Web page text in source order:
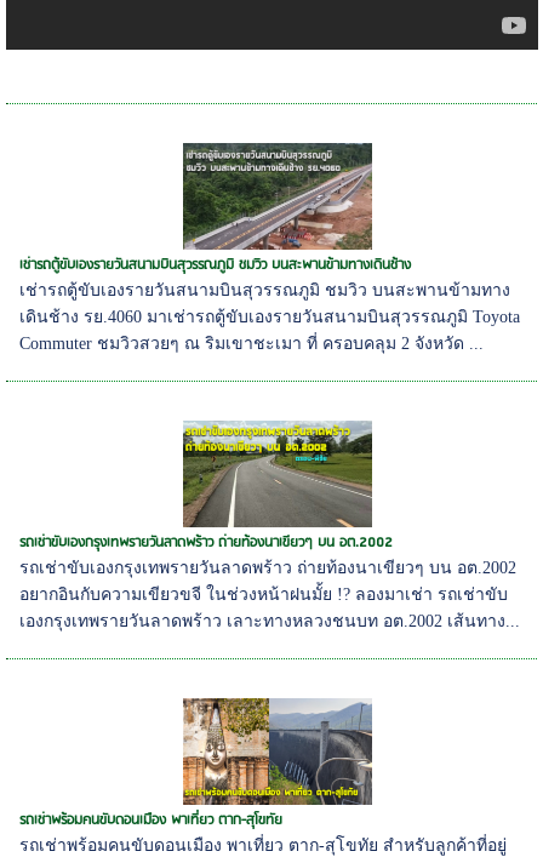
เช่ารถตู้ขับเองรายวันสนามบินสุวรรณภูมิ ชมวิว บนสะพานข้ามทางเดินช้าง
เช่ารถตู้ขับเองรายวันสนามบินสุวรรณภูมิ ชมวิว บนสะพานข้ามทาง
เดินช้าง รย.4060 มาเช่ารถตู้ขับเองรายวันสนามบินสุวรรณภูมิ Toyota
Commuter ชมวิวสวยๆ ณ ริมเขาชะเมา ที่ ครอบคลุม 2 จังหวัด ...
รถเช่าขับเองกรุงเทพรายวันลาดพร้าว ถ่ายท้องนาเขียวๆ บน อต.2002
รถเช่าขับเองกรุงเทพรายวันลาดพร้าว ถ่ายท้องนาเขียวๆ บน อต.2002
อยากอินกับความเขียวขจี ในช่วงหน้าฝนมั้ย !? ลองมาเช่า รถเช่าขับ
เองกรุงเทพรายวันลาดพร้าว เลาะทางหลวงชนบท อต.2002 เส้นทาง...
รถเช่าพร้อมคนขับดอนเมือง พาเที่ยว ตาก-สุโขทัย
รถเช่าพร้อมคนขับดอนเมือง พาเที่ยว ตาก-สุโขทัย สำหรับลูกค้าที่อยู่